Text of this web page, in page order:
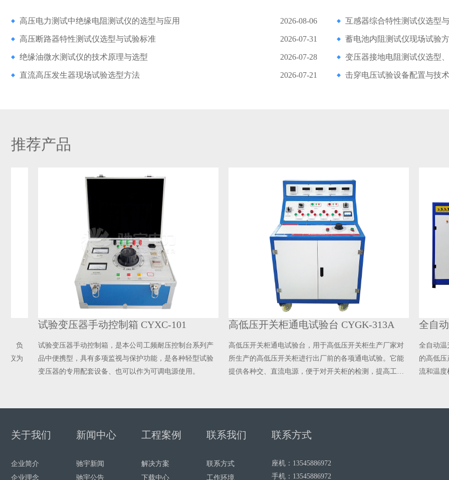
2026-08-06
高压电力测试中绝缘电阻测试仪的选型与应用 互感器综合特性测试仪选型
2026-07-31
高压断路器特性测试仪选型与试验标准 蓄电池内阻测试仪现场试验
2026-07-28
绝缘油微水测试仪的技术原理与选型 变压器接地电阻测试仪选型
2026-07-21
直流高压发生器现场试验选型方法 击穿电压试验设备配置与技
推荐产品
试验变压器手动控制箱 CYXC-101
试验变压器手动控制箱，是本公司工频耐压控制台系列产
品中便携型，具有多项监视与保护功能，是各种轻型试验
变压器的专用配套设备、也可以作为可调电源使用。
高低压开关柜通电试验台 CYGK-313A
高低压开关柜通电试验台，用于高低压开关柜生产厂家对
所生产的高低压开关柜进行出厂前的各项通电试验。它能
提供各种交、直流电源，便于对开关柜的检测，提高工作
全自动温升试
的高低压产品
流和温度检测
关于我们
企业简介
企业理念
新闻中心
驰宇新闻
驰宇公告
工程案例
解决方案
下载中心
联系我们
联系方式
工作环境
联系方式
座机：13545886972
手机：13545886972